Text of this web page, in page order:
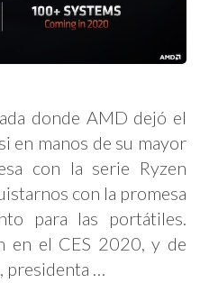
donde AMD dejó el
en manos de su mayor
con la serie Ryzen
con la promesa
para las portátiles.
en el CES 2020, y de
presidenta …